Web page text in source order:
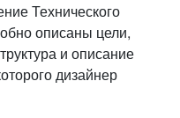
Технического
описаны цели,
и описание
дизайнер